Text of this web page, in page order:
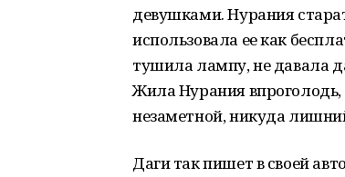
девушками. Нурания
использовала ее как
тушила лампу, не давала
Жила Нурания впроголодь,
незаметной, никуда
Даги так пишет в своей